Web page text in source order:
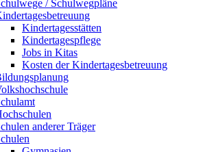
/ Schulwegpläne
Kindertagesstätten
Kindertagespflege
Jobs in Kitas
Kosten der Kindertagesbetreuung
anderer Träger